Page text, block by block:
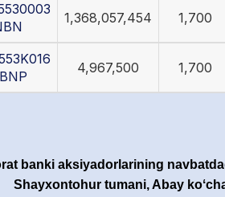
1,368,057,454 1,700
4,967,500 1,700
banki aksiyadorlarining
Shayxontohur tumani, Abay